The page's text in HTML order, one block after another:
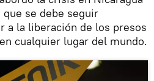
se debe seguir
a la liberación de los presos
cualquier lugar del mundo.